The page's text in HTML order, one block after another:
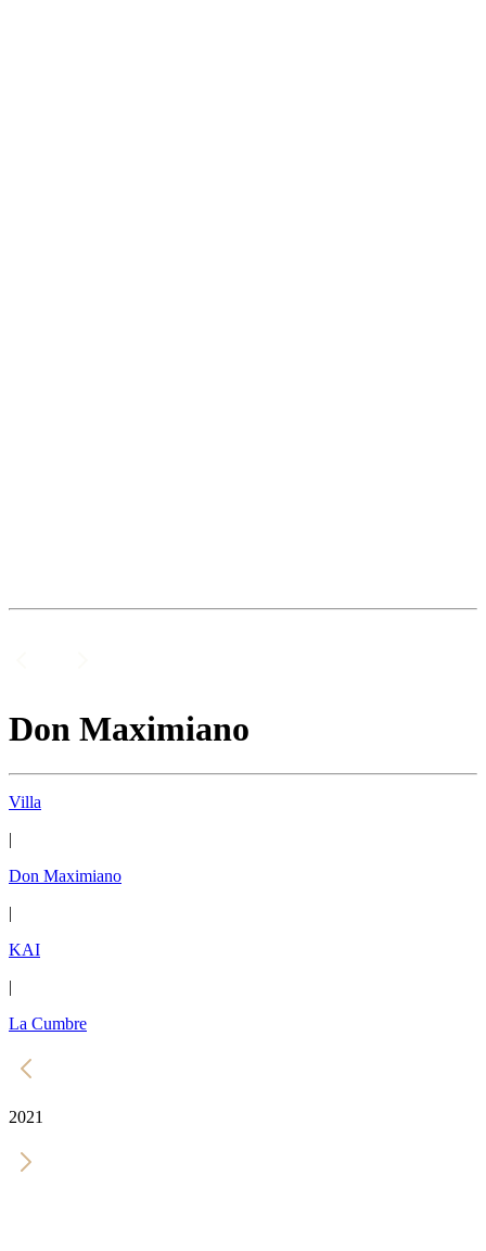
Don Maximiano
Villa
|
Don Maximiano
|
KAI
|
La Cumbre
2021